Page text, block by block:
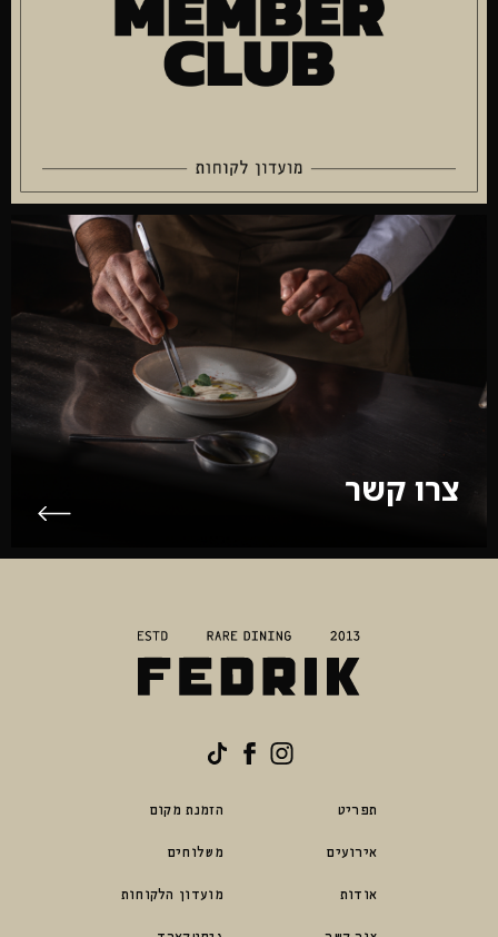
צרו קשר
תפריט
אירועים
אודות
הזמנת מקום
משלוחים
מועדון הלקוחות
פדריק
באינסטגרם
לעמוד
פדריק
Tiktok